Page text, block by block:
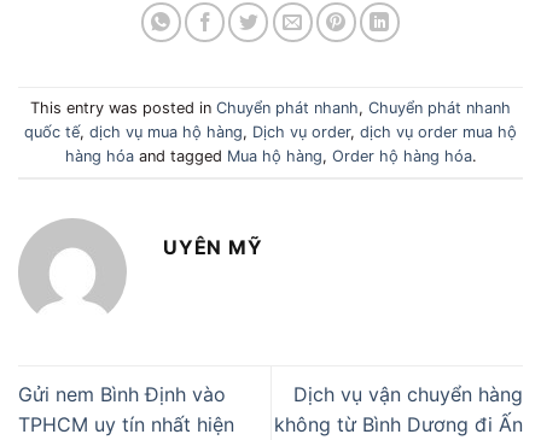
This entry was posted in Chuyển phát nhanh, Chuyển phát nhanh
quốc tế, dịch vụ mua hộ hàng, Dịch vụ order, dịch vụ order mua hộ
hàng hóaand tagged Mua hộ hàng, Order hộ hàng hóa.
UYÊN MỸ
Gửi nem Bình Định vào
TPHCM uy tín nhất hiện
Dịch vụ vận chuyển hàng
không từ Bình Dương đi Ấn